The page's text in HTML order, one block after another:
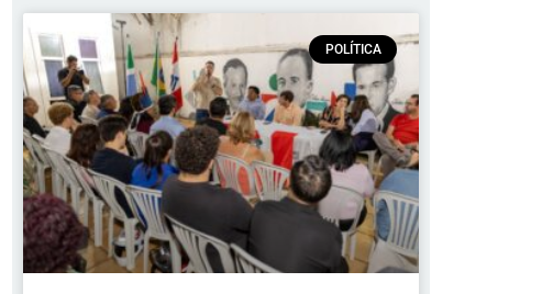
POLÍTICA